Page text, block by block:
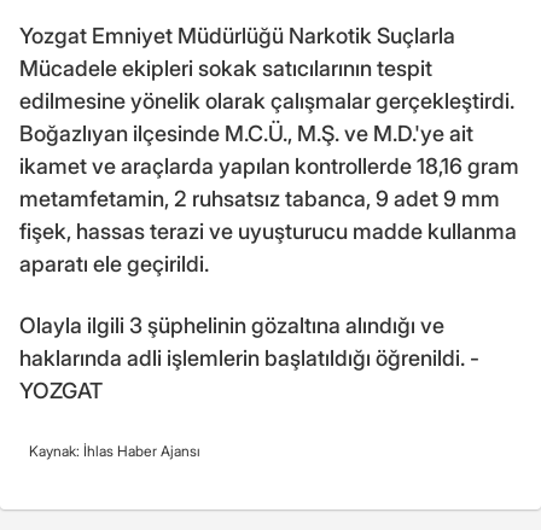
Yozgat Emniyet Müdürlüğü Narkotik Suçlarla
Mücadele ekipleri sokak satıcılarının tespit
edilmesine yönelik olarak çalışmalar gerçekleştirdi.
Boğazlıyan ilçesinde M.C.Ü., M.Ş. ve M.D.'ye ait
ikamet ve araçlarda yapılan kontrollerde 18,16 gram
metamfetamin, 2 ruhsatsız tabanca, 9 adet 9 mm
fişek, hassas terazi ve uyuşturucu madde kullanma
aparatı ele geçirildi.
Olayla ilgili 3 şüphelinin gözaltına alındığı ve
haklarında adli işlemlerin başlatıldığı öğrenildi. -
YOZGAT
Kaynak: İhlas Haber Ajansı